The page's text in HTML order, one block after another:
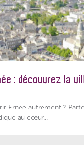
: découvrez la
Ernée autrement ?
au cœur...